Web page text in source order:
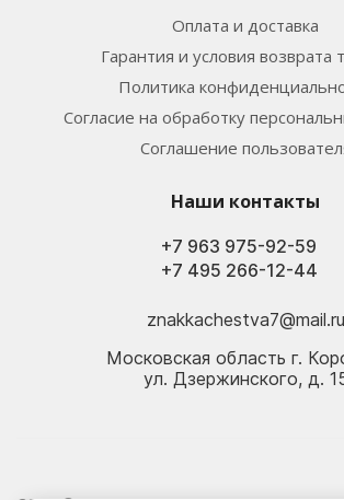
Оплата и доставка
Гарантия и условия возврата
Политика
Согласие на обработку
Соглашение
Наши контакты
+7 495 266-12-44
+7 963 975-92-59
znakkachestva7@mail.ru
Московская область г.
ул. Дзержинского, д.